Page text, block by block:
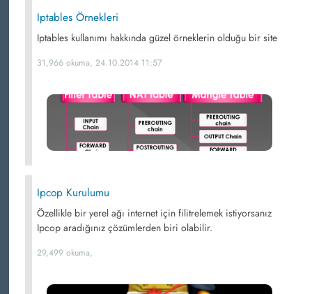
Iptables Örnekleri
Iptables kullanımı hakkında güzel örneklerin olduğu bir site
31,966 okuma, 24.10.2014 11:57
Ipcop Kurulumu
Özellikle bir yerel ağı internet için filitrelemek istiyorsanız
Ipcop aradığınız çözümlerden biri olabilir.
29,499 okuma,